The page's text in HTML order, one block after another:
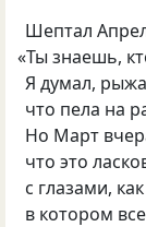
Шептал
«Ты знаешь,
Я думал,
что пела на
Но Март
что это
с глазами,
в котором